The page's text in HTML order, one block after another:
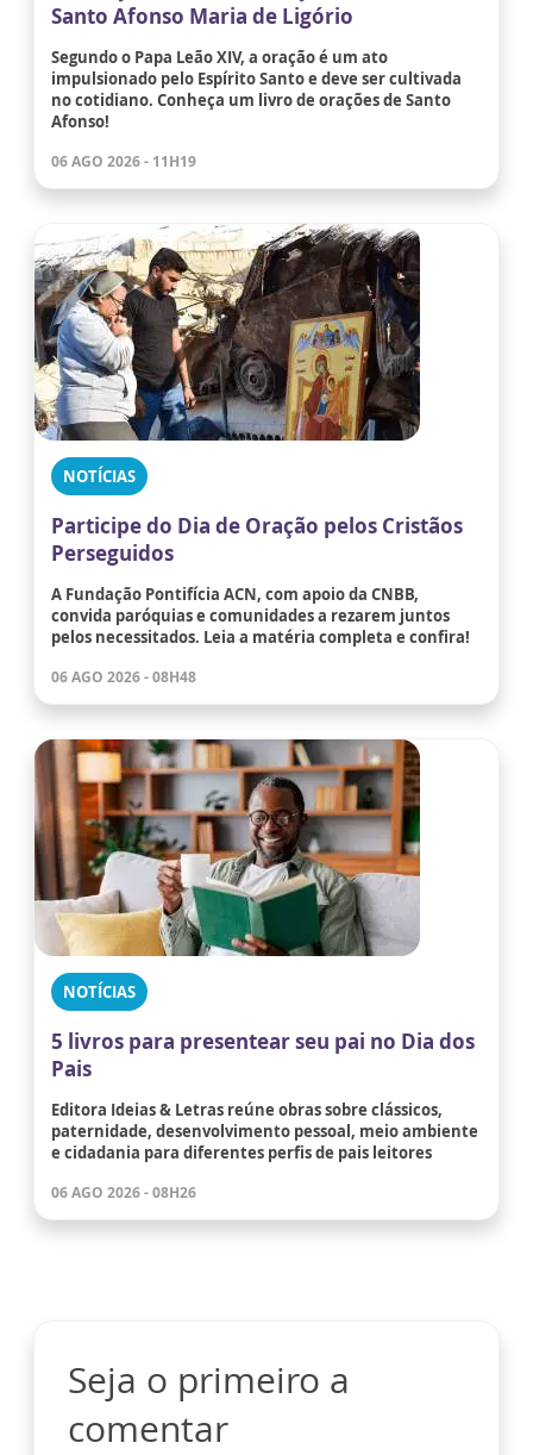
Santo Afonso Maria de Ligório
Segundo o Papa Leão XIV, a oração é um ato
impulsionado pelo Espírito Santo e deve ser cultivada
no cotidiano. Conheça um livro de orações de Santo
Afonso!
06 AGO 2026 - 11H19
NOTÍCIAS
Participe do Dia de Oração pelos Cristãos
Perseguidos
A Fundação Pontifícia ACN, com apoio da CNBB,
convida paróquias e comunidades a rezarem juntos
pelos necessitados. Leia a matéria completa e confira!
06 AGO 2026 - 08H48
NOTÍCIAS
5 livros para presentear seu pai no Dia dos
Pais
Editora Ideias & Letras reúne obras sobre clássicos,
paternidade, desenvolvimento pessoal, meio ambiente
e cidadania para diferentes perfis de pais leitores
06 AGO 2026 - 08H26
Seja o primeiro a
comentar